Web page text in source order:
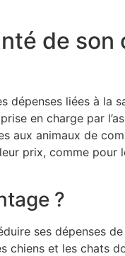
de son
dépenses liées à la
en charge par
aux animaux de
prix, comme pour
?
ses dépenses
chiens et les chats